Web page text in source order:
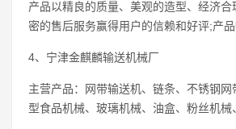
产品以精良的质量、美观的造型、经济合
密的售后服务赢得用户的信赖和好评;产品
4、宁津金麒麟输送机械厂
主营产品：网带输送机、链条、不锈钢
型食品机械、玻璃机械、油盒、粉丝机械